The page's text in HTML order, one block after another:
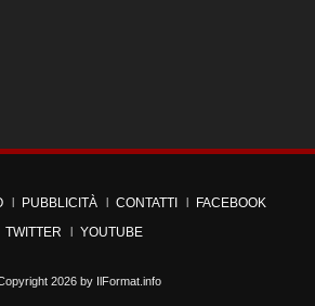
PUBBLICITÀ CONTATTI
FACEBOOK
TWITTER
YOUTUBE
2026 by IlFormat.info